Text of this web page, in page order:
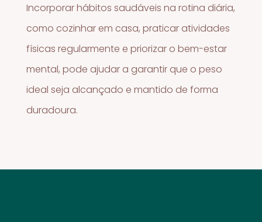
Incorporar hábitos saudáveis na rotina diária,
como cozinhar em casa, praticar atividades
físicas regularmente e priorizar o bem-estar
mental, pode ajudar a garantir que o peso
ideal seja alcançado e mantido de forma
duradoura.